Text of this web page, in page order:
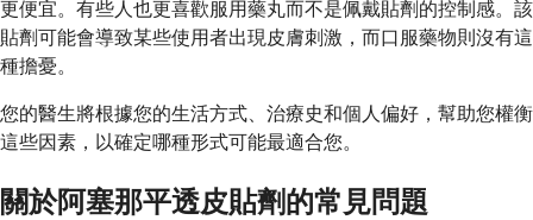
更便宜。有些人也更喜歡服用藥丸而不是佩戴貼劑的控制感。該
貼劑可能會導致某些使用者出現皮膚刺激，而口服藥物則沒有這
種擔憂。
您的醫生將根據您的生活方式、治療史和個人偏好，幫助您權衡
這些因素，以確定哪種形式可能最適合您。
關於阿塞那平透皮貼劑的常見問題